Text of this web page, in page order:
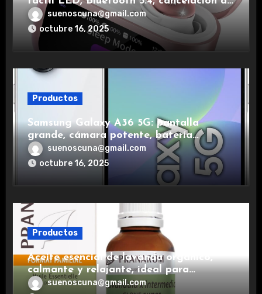
ruido, impermeables y de larga duración.
suenoscuna@gmail.com
octubre 16, 2025
Productos
Samsung Galaxy A36 5G: pantalla
grande, cámara potente, batería
duradera y carga rápida para una
experiencia premium.
suenoscuna@gmail.com
octubre 16, 2025
Productos
Aceite esencial de lavanda orgánico,
calmante y relajante, ideal para
aromaterapia.
suenoscuna@gmail.com